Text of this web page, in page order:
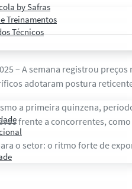
by Safras
Treinamentos
Técnicos
– A semana registrou
adotaram postura
a primeira quinzena,
frente a concorrentes,
o setor: o ritmo forte de